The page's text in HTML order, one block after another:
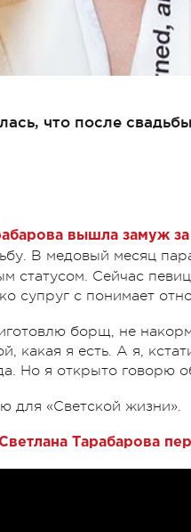
что после
вышла замуж
В медовый месяц
статусом. Сейчас
супруг с понимает
борщ, не
какая я есть. А я,
Но я открыто говорю
для «Светской жизни».
Тарабарова